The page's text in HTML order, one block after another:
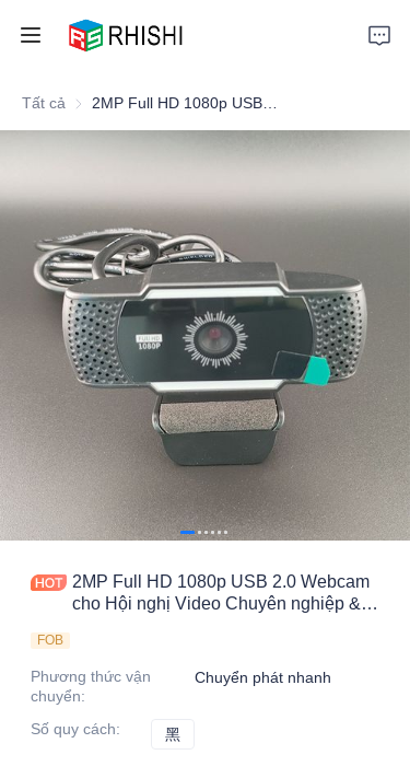
Tất cả
2MP Full HD 1080p USB 2.0 Webcam
cho Hội nghị Video Chuyên nghiệp &
FOB
Phương thức vận
chuyển:
Chuyển phát nhanh
Số quy cách: 黑
Home
News
Support